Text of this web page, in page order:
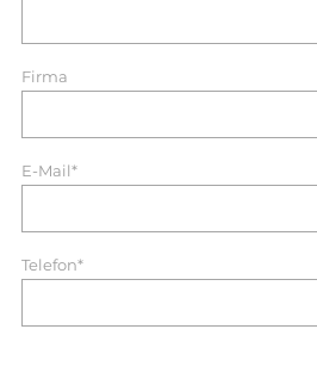
Firma
E-Mail*
Telefon*